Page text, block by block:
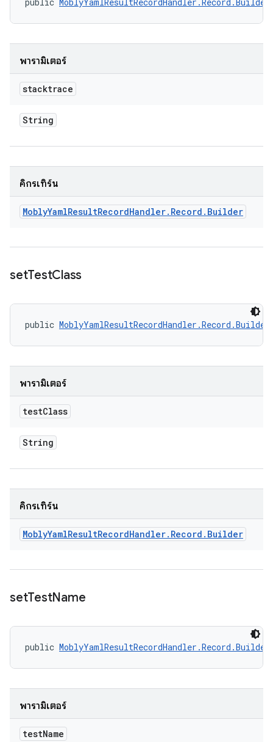
พารามิเตอร์
stacktrace
String
คิกรีเทิร์น
MoblyYamlResultRecordHandler. Record . Builder
setTestClass
public MoblyYamlResultRecordHandler.Record.Builder
พารามิเตอร์
testClass
String
คิกรีเทิร์น
MoblyYamlResultRecordHandler. Record . Builder
setTestName
public MoblyYamlResultRecordHandler.Record.Builder
พารามิเตอร์
testName